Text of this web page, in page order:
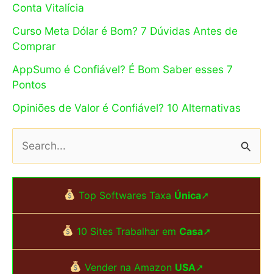
Conta Vitalícia
Curso Meta Dólar é Bom? 7 Dúvidas Antes de
Comprar
AppSumo é Confiável? É Bom Saber esses 7
Pontos
Opiniões de Valor é Confiável? 10 Alternativas
s
Top Softwares Taxa Única➚
10 Sites Trabalhar emCasa➚
Vender na Amazon USA➚